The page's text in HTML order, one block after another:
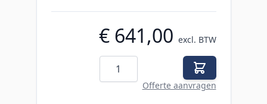
€ 641,00 excl. BTW
Aantal
Offerte aanvragen